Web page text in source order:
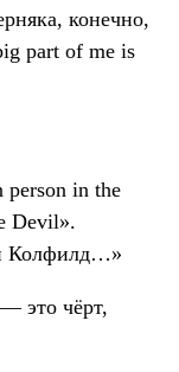
конечно,
part of me is
in the
Devil».
Колфилд…»
это чёрт,